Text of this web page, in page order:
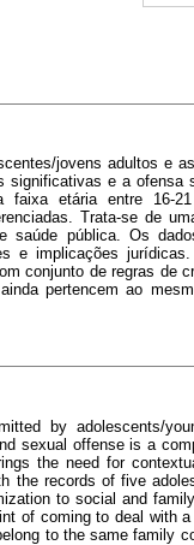
jovens adultos e
significativas e a ofensa
faixa etária entre 16-
Trata-se de
saúde pública. Os
e implicações
conjunto de regras de
pertencem ao
by adolescents/
sexual offense is a
the need for
the records of five
to social and
of coming to deal with
to the same family